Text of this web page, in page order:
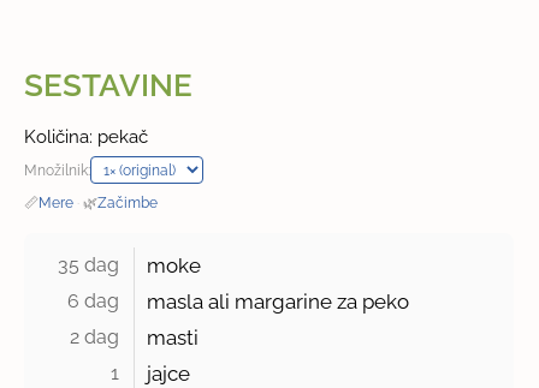
SESTAVINE
Količina: pekač
Množilnik:
📏Mere · 🌿Začimbe
35 dag moke
6 dag masla ali margarine za peko
2 dag masti
1 jajce